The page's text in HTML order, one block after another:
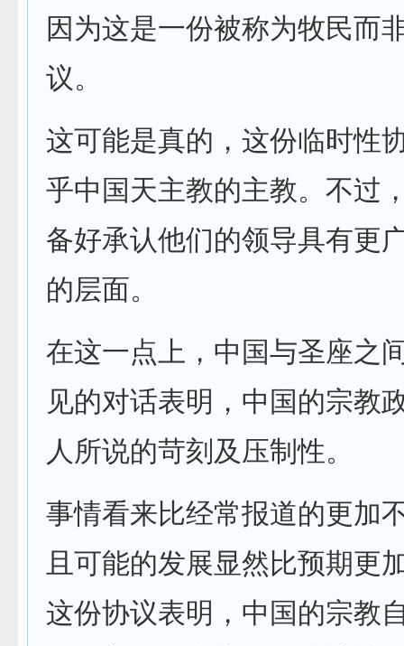
因为这是一份被称为牧民而
议。
这可能是真的，这份临时性
乎中国天主教的主教。不过
备好承认他们的领导具有更
的层面。
在这一点上，中国与圣座之
见的对话表明，中国的宗教
人所说的苛刻及压制性。
事情看来比经常报道的更加
且可能的发展显然比预期更
这份协议表明，中国的宗教